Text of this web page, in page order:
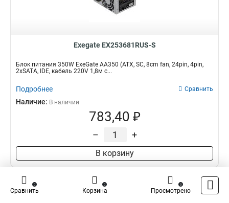
Exegate EX253681RUS-S
Блок питания 350W ExeGate AA350 (ATX, SC, 8cm fan, 24pin, 4pin,
2xSATA, IDE, кабель 220V 1,8м с...
Подробнее Сравнить
Наличие: В наличии
783,40 ₽
– +
В корзину
Сравнить
0
Корзина
0
Просмотрено
0